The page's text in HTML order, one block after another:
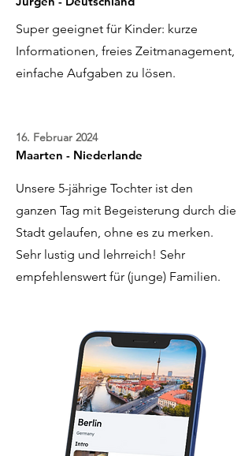
Super geeignet für Kinder: kurze
Informationen, freies Zeitmanagement,
einfache Aufgaben zu lösen.
16. Februar 2024
Maarten - Niederlande
Unsere 5-jährige Tochter ist den
ganzen Tag mit Begeisterung durch die
Stadt gelaufen, ohne es zu merken.
Sehr lustig und lehrreich! Sehr
empfehlenswert für (junge) Familien.